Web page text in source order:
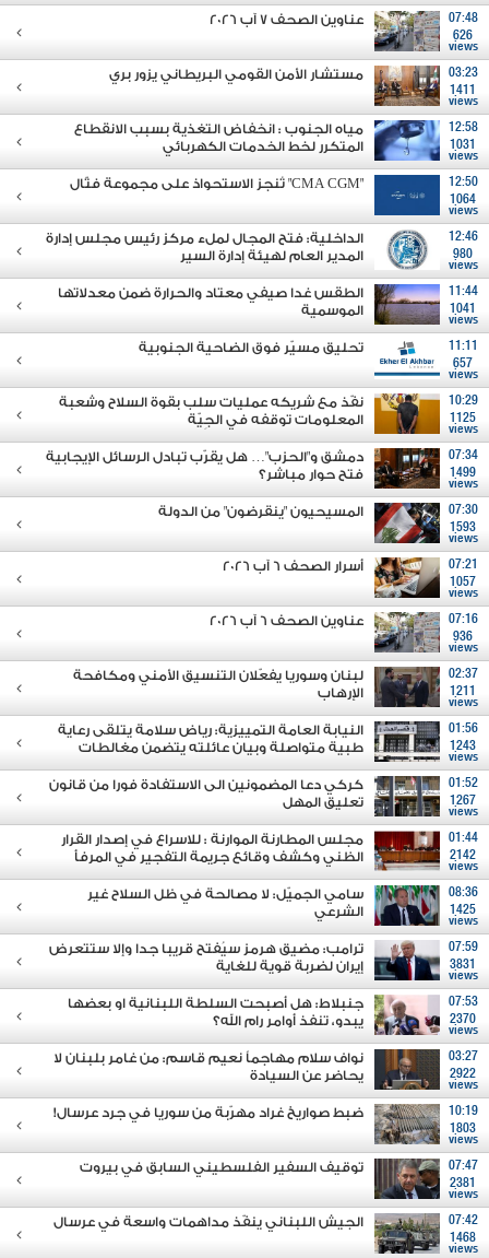
07:48
626
views
عناوين الصحف 7 آب 2026
03:23
1411
views
مستشار الأمن القومي البريطاني يزور بري
12:58
1031
views
مياه الجنوب : انخفاض التغذية بسبب الانقطاع
المتكرر لخط الخدمات الكهربائي
12:50
1064
views
"CMA CGM" تُنجز الاستحواذ على مجموعة فتّال
12:46
980
views
الداخلية: فتح المجال لملء مركز رئيس مجلس إدارة
المدير العام لهيئة إدارة السير
11:44
1041
views
الطقس غدا صيفي معتاد والحرارة ضمن معدلاتها
الموسمية
11:11
657
views
تحليق مسيّر فوق الضاحية الجنوبية
10:29
1125
views
نفّذ مع شريكه عمليات سلب بقوة السلاح وشعبة
المعلومات توقفه في الجِيّة
07:34
1499
views
دمشق و"الحزب"… هل يقرّب تبادل الرسائل الإيجابية
فتح حوار مباشر؟
07:30
1593
views
المسيحيون "ينقرضون" من الدولة
07:21
1057
views
أسرار الصحف 6 آب 2026
07:16
936
views
عناوين الصحف 6 آب 2026
02:37
1211
views
لبنان وسوريا يفعّلان التنسيق الأمني ومكافحة
الإرهاب
01:56
1243
views
النيابة العامة التمييزية: رياض سلامة يتلقى رعاية
طبية متواصلة وبيان عائلته يتضمن مغالطات
01:52
1267
views
كركي دعا المضمونين الى الاستفادة فورا من قانون
تعليق المهل
01:44
2142
views
مجلس المطارنة الموارنة : للاسراع في إصدار القرار
الظني وكشف وقائع جريمة التفجير في المرفأ
08:36
1425
views
سامي الجميّل: لا مصالحة في ظل السلاح غير
الشرعي
07:59
3831
views
ترامب: مضيق هرمز سيُفتح قريبا جدا وإلا ستتعرض
إيران لضربة قوية للغاية
07:53
2370
views
جنبلاط: هل أصبحت السلطة اللبنانية او بعضها
يبدو، تنفذ أوامر رام الله؟
03:27
2922
views
نواف سلام مهاجماً نعيم قاسم: من غامر بلبنان لا
يحاضر عن السيادة
10:19
1803
views
ضبط صواريخ غراد مهرّبة من سوريا في جرد عرسال!
07:47
2381
views
توقيف السفير الفلسطيني السابق في بيروت
07:42
1468
views
الجيش اللبناني ينفّذ مداهمات واسعة في عرسال